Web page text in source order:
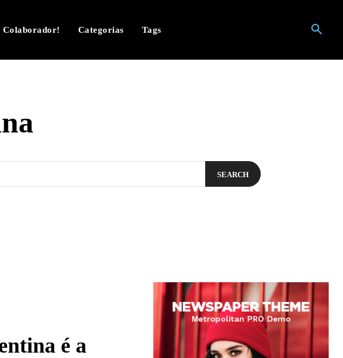
Colaborador! Categorias Tags
SEARCH
é a